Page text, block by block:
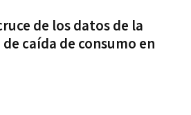
de los datos de la
caída de consumo en